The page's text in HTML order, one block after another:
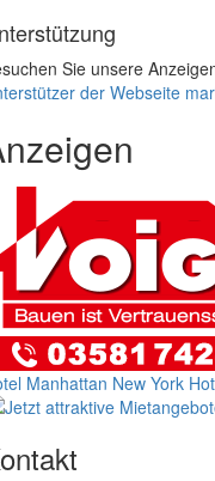
Sie unsere
der Webseite
Manhattan New York